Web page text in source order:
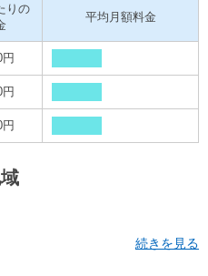
りの
平均月額料金
円
円
円
続きを見る